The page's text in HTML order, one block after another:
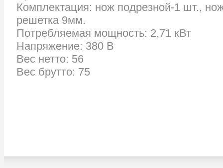
Комплектация: нож подрезной-1 шт.,
решетка 9мм.
Потребляемая мощность: 2,71 кВт
Напряжение: 380 В
Вес нетто: 56
Вес брутто: 75